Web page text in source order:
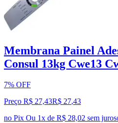
Membrana Painel
Consul 13kg Cwe13
7% OFF
Preço R$ 27,43R$ 27,43
no Pix Ou 1x de R$ 28,02 sem juros